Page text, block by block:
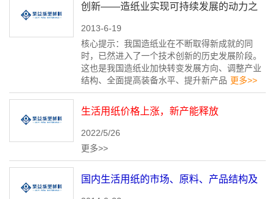
创新——造纸业实现可持续发展的动力之
源
2013-6-19
核心提示：我国造纸业在不断取得新成就的同
时，已然进入了一个技术创新的历史发展阶段。
这也是我国造纸业加快转变发展方向、调整产业
结构、全面提高装备水平、提升新产品 更多>>
生活用纸价格上涨，新产能释放
2022/5/26
更多>>
国内生活用纸的市场、原料、产品结构及